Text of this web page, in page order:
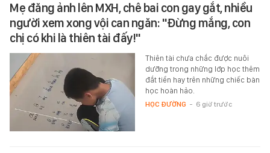
Mẹ đăng ảnh lên MXH, chê bai con gay gắt, nhiều
người xem xong vội can ngăn: "Đừng mắng, con
chị có khi là thiên tài đấy!"
Thiên tài chưa chắc được nuôi
dưỡng trong những lớp học thêm
đắt tiền hay trên những chiếc bàn
học hoàn hảo.
HỌC ĐƯỜNG - 6 giờ trước